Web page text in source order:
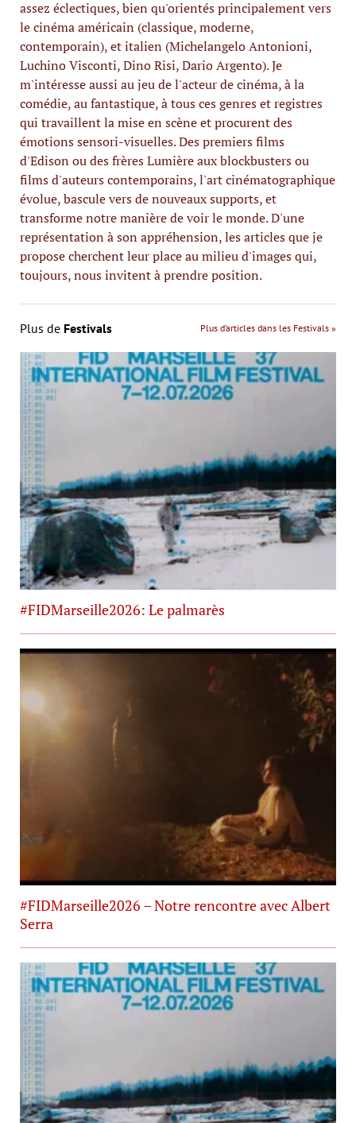
assez éclectiques, bien qu'orientés principalement vers
le cinéma américain (classique, moderne,
contemporain), et italien (Michelangelo Antonioni,
Luchino Visconti, Dino Risi, Dario Argento). Je
m'intéresse aussi au jeu de l'acteur de cinéma, à la
comédie, au fantastique, à tous ces genres et registres
qui travaillent la mise en scène et procurent des
émotions sensori-visuelles. Des premiers films
d'Edison ou des frères Lumière aux blockbusters ou
films d'auteurs contemporains, l'art cinématographique
évolue, bascule vers de nouveaux supports, et
transforme notre manière de voir le monde. D'une
représentation à son appréhension, les articles que je
propose cherchent leur place au milieu d'images qui,
toujours, nous invitent à prendre position.
Plus de Festivals Plus d’articles dans les Festivals »
#FIDMarseille2026: Le palmarès
#FIDMarseille2026 – Notre rencontre avec Albert
Serra